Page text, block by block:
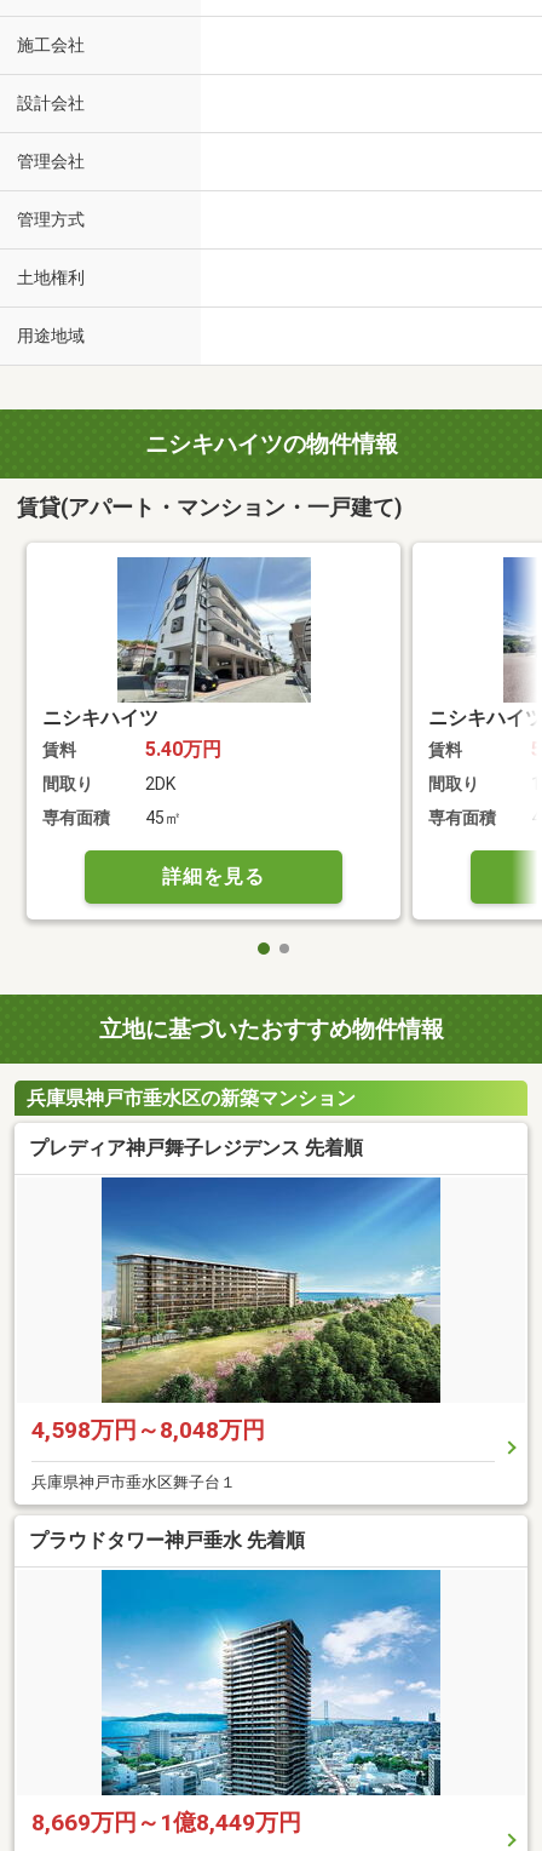
施工会社
設計会社
管理会社
管理方式
土地権利
用途地域
ニシキハイツの物件情報
賃貸(アパート・マンション・一戸建て)
ニシキハイツ
賃料 5.40万円
間取り
2DK
専有面積
45㎡
詳細を見る
ニシキハイ
賃料
間取り
専有面積
立地に基づいたおすすめ物件情報
兵庫県神戸市垂水区の新築マンション
プレディア神戸舞子レジデンス 先着順
4,598万円～8,048万円
兵庫県神戸市垂水区舞子台１
プラウドタワー神戸垂水 先着順
8,669万円～1億8,449万円